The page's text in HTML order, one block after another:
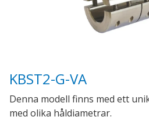
KBST2-G-VA
Denna modell finns med ett
med olika håldiametrar.